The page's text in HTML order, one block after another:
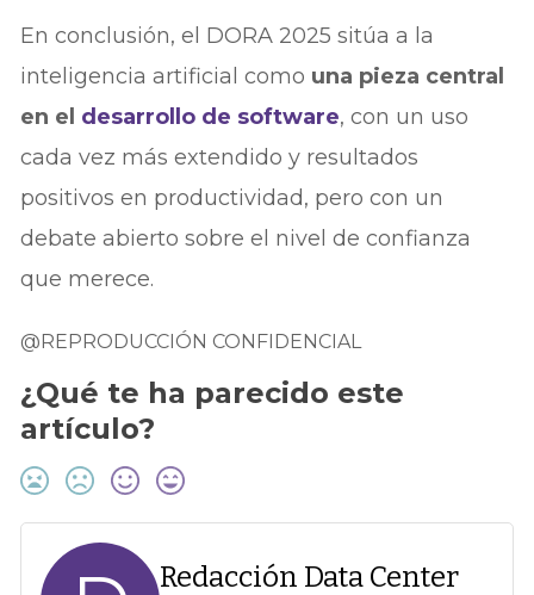
En conclusión, el DORA 2025 sitúa a la
inteligencia artificial como una pieza central
en el desarrollo de software, con un uso
cada vez más extendido y resultados
positivos en productividad, pero con un
debate abierto sobre el nivel de confianza
que merece.
@REPRODUCCIÓN CONFIDENCIAL
¿Qué te ha parecido este
artículo?
Redacción Data Center